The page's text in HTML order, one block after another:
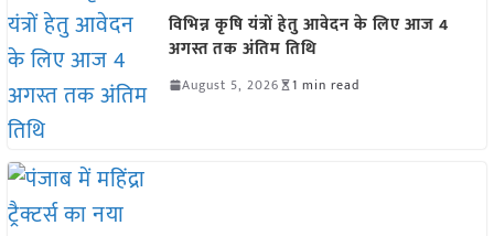
विभिन्न कृषि यंत्रों हेतु आवेदन के लिए आज 4
अगस्त तक अंतिम तिथि
August 5, 2026 1 min read